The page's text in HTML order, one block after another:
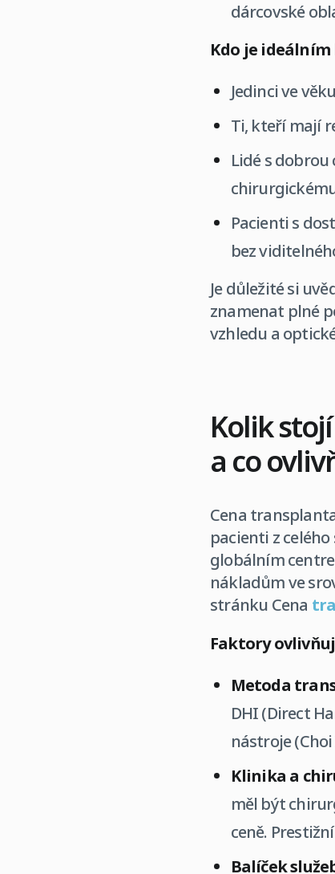
dárcovské
Kdo je ideálním
Jedinci ve
Ti, kteří mají
Lidé s
Pacienti s
bez
Je důležité si
znamenat plné
vzhledu a
Kolik
a co
Cena
pacienti z
globálním
nákladům ve
stránku Cena
Faktory
Metoda
DHI (Direct
nástroje
Klinika a
měl být
ceně.
Balíček